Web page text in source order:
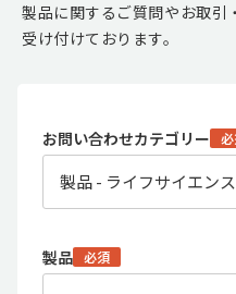
製品に関するご質問やお取引
受け付けております。
お問い合わせカテゴリー
製品 必須